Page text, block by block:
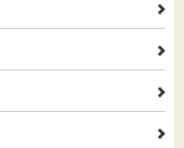
2
2
2
2